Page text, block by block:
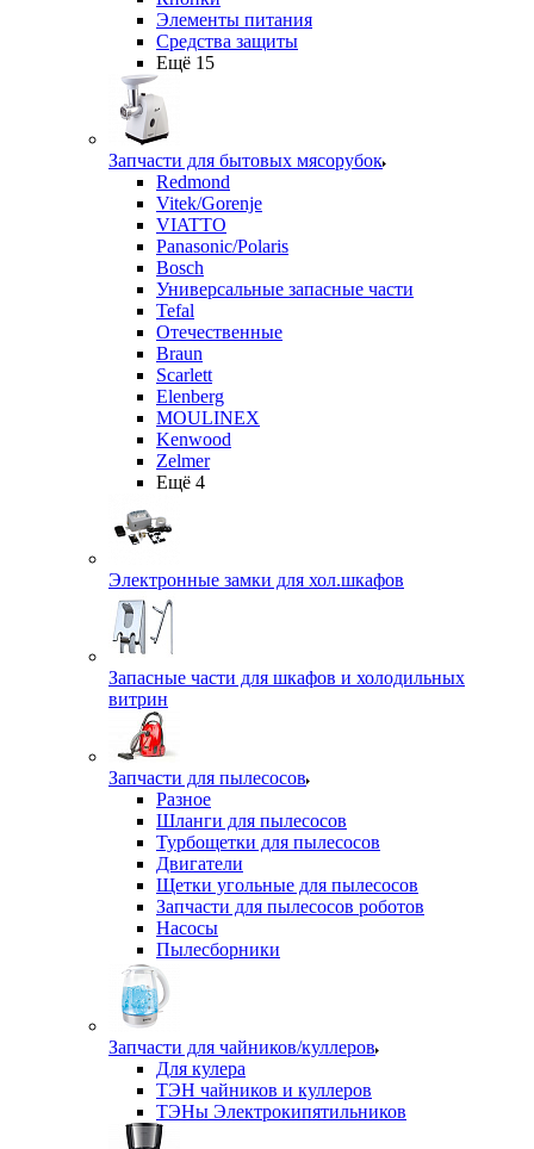
Элементы питания
Средства защиты
Ещё 15
Запчасти для бытовых мясорубок
Redmond
Vitek/Gorenje
VIATTO
Panasonic/Polaris
Bosch
Универсальные запасные части
Tefal
Отечественные
Braun
Scarlett
Elenberg
MOULINEX
Kenwood
Zelmer
Ещё 4
Электронные замки для хол.шкафов
Запасные части для шкафов и холодильных
витрин
Запчасти для пылесосов
Разное
Шланги для пылесосов
Турбощетки для пылесосов
Двигатели
Щетки угольные для пылесосов
Запчасти для пылесосов роботов
Насосы
Пылесборники
Запчасти для чайников/куллеров
Для кулера
ТЭН чайников и куллеров
ТЭНы Электрокипятильников